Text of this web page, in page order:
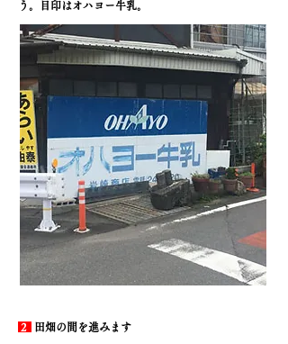
う。
目印はオハ ヨー牛乳。
2 田畑の間を進みます